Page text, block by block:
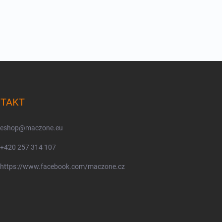
eshop@maczone.eu
+420 257 314 107
https://www.facebook.com/maczone.cz